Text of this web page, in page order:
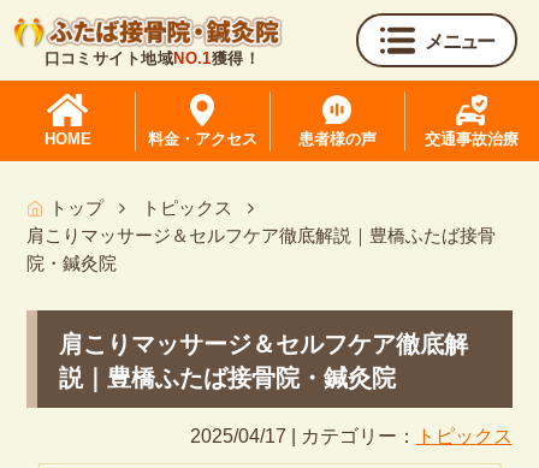
口コミサイト地域NO.1獲得！
メニュー
HOME 料金・アクセス 患者様の声 交通事故治療
トップ
トピックス
肩こりマッサージ＆セルフケア徹底解説｜豊橋ふたば接骨
院・鍼灸院
肩こりマッサージ＆セルフケア徹底解
説｜豊橋ふたば接骨院・鍼灸院
2025/04/17 | カテゴリー： トピックス